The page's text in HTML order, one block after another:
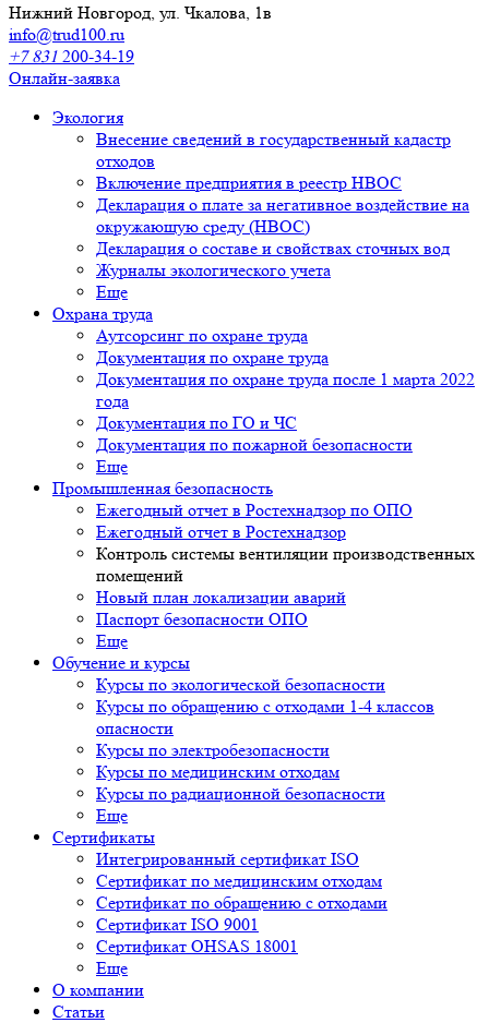
Нижний Новгород, ул. Чкалова, 1в
info@trud100.ru
+7 831 200-34-19
Онлайн-заявка
Экология
Внесение сведений в государственный кадастр
отходов
Включение предприятия в реестр НВОС
Декларация о плате за негативное воздействие на
окружающую среду (НВОС)
Декларация о составе и свойствах сточных вод
Журналы экологического учета
Еще
Охрана труда
Аутсорсинг по охране труда
Документация по охране труда
Документация по охране труда после 1 марта 2022
года
Документация по ГО и ЧС
Документация по пожарной безопасности
Еще
Промышленная безопасность
Ежегодный отчет в Ростехнадзор по ОПО
Ежегодный отчет в Ростехнадзор
Контроль системы вентиляции производственных
помещений
Новый план локализации аварий
Паспорт безопасности ОПО
Еще
Обучение и курсы
Курсы по экологической безопасности
Курсы по обращению с отходами 1-4 классов
опасности
Курсы по электробезопасности
Курсы по медицинским отходам
Курсы по радиационной безопасности
Еще
Сертификаты
Интегрированный сертификат ISO
Cертификат по медицинским отходам
Сертификат по обращению с отходами
Сертификат ISO 9001
Сертификат OHSAS 18001
Еще
О компании
Cтатьи